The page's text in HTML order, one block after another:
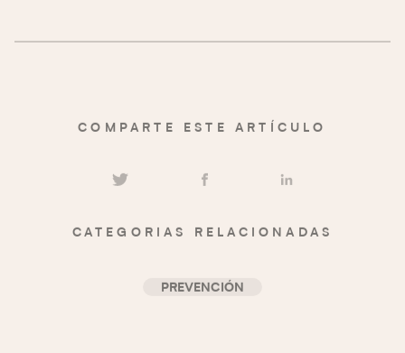
COMPARTE ESTE ARTÍCULO
CATEGORIAS RELACIONADAS
PREVENCIÓN